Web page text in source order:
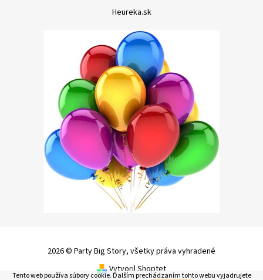
Heureka.sk
2026 © Party Big Story, všetky práva vyhradené
Vytvoril Shoptet
Tento web používa súbory cookie. Ďalším prechádzaním tohto webu vyjadrujete